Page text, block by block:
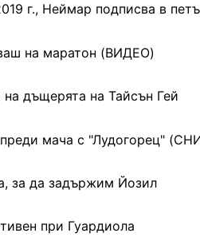
г., Неймар подписва в
на маратон (ВИДЕО)
дъщерята на Тайсън Гей
преди мача с "Лудогорец"
за да задържим Йозил
при Гуардиола